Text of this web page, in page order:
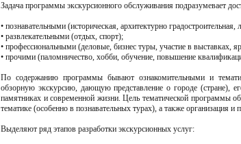
Задача программы экскурсионного обслуживания подразумевает
• познавательными (историческая, архитектурно
• развлекательными (отдых, спорт);
• профессиональными (деловые, бизнес туры, участие в выставках,
• прочими (паломничество, хобби, обучение, повышение
По содержанию программы бывают ознакомительными и
обзорную экскурсию, дающую представление о городе (стране),
памятниках и современной жизни. Цель тематической программы
тематике (особенно в познавательных турах), а также организация и
Выделяют ряд этапов разработки экскурсионных услуг: